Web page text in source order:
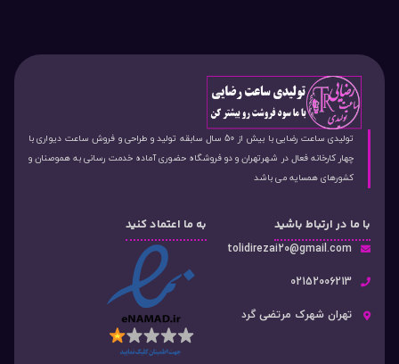
تولیدی ساعت رضایی با بیش از 50 سال سابقه تولید و طراحی و فروش ساعت دیواری با
چهار کارخانه فعال در شهرتهران و دو فروشگاه حضوری آماده خدمت رسانی به هموصنان و
کشورهای همسایه می باشد
با ما در ارتباط باشید
tolidirezai20@gmail.com
02152006213
تهران شهرک مرتضی گرد
به ما اعتماد کنید